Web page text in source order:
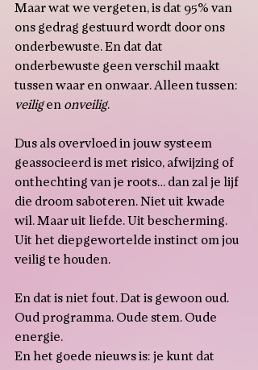
Maar wat we vergeten, is dat 95% van
ons gedrag gestuurd wordt door ons
onderbewuste. En dat dat
onderbewuste geen verschil maakt
tussen waar en onwaar. Alleen tussen:
veilig en onveilig.
Dus als overvloed in jouw systeem
geassocieerd is met risico, afwijzing of
onthechting van je roots… dan zal je lijf
die droom saboteren. Niet uit kwade
wil. Maar uit liefde. Uit bescherming.
Uit het diepgewortelde instinct om jou
veilig te houden.
En dat is niet fout. Dat is gewoon oud.
Oud programma. Oude stem. Oude
energie.
En het goede nieuws is: je kunt dat